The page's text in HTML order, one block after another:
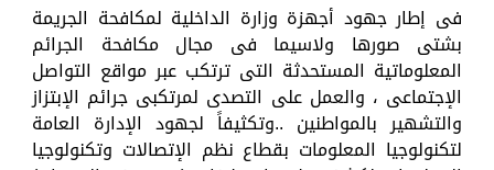
فى إطار جهود أجهزة وزارة الداخلية لمكافحة الجريمة
بشتى صورها ولاسيما فى مجال مكافحة الجرائم
المعلوماتية المستحدثة التى ترتكب عبر مواقع التواصل
الإجتماعى ، والعمل على التصدى لمرتكبى جرائم الإبتزاز
والتشهير بالمواطنين ..وتكثيفاً لجهود الإدارة العامة
لتكنولوجيا المعلومات بقطاع نظم الإتصالات وتكنولوجيا